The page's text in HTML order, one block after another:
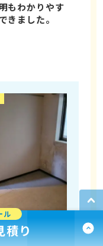
もわかりやす
きました。
ル
積り